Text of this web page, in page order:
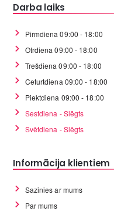
Darba laiks
Pirmdiena 09:00 - 18:00
Otrdiena 09:00 - 18:00
Trešdiena 09:00 - 18:00
Ceturtdiena 09:00 - 18:00
Piektdiena 09:00 - 18:00
Sestdiena - Slēgts
Svētdiena - Slēgts
Informācija klientiem
Sazinies ar mums
Par mums